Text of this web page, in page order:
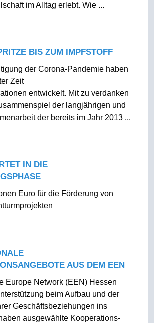
im Alltag erlebt. Wie ...
BIS ZUM IMPFSTOFF
der Corona-Pandemie haben
Zeit
entwickelt. Mit zu verdanken
der langjährigen und
der bereits im Jahr 2013 ...
IN DIE
Euro für die Förderung von
AUS DEM EEN
Europe Network (EEN) Hessen
beim Aufbau und der
Geschäftsbeziehungen ins
ausgewählte Kooperations-